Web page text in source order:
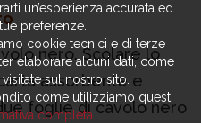
nero. Scolare lo
assorbente e
foglie di cavolo nero
un’esperienza accurata ed
preferenze.
cookie tecnici e di terze
elaborare alcuni dati, come
sul nostro sito.
come utilizziamo questi
completa